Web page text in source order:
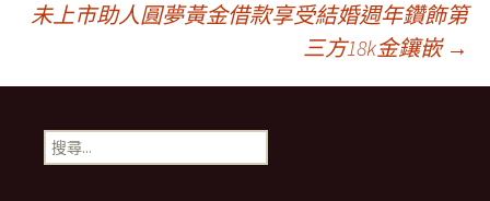
章
導
覽
未上市助人圓夢黃金借款享受結婚週年鑽飾第
三方18k金鑲嵌 →
搜
尋